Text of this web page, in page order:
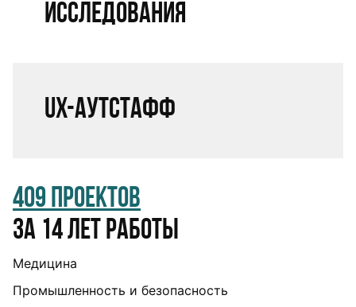
Исследования
UX-аутстафф
409 проектов
за 14 лет работы
Медицина
Промышленность и безопасность